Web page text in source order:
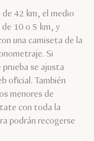
42 km, el medio
10 o 5 km, y
una camiseta de la
Si
se ajusta
oficial. También
menores de
con toda la
podrán recogerse